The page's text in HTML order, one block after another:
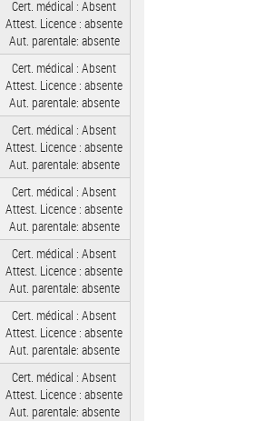
Cert. médical : Absent
Attest. Licence : absente
Aut. parentale: absente
Cert. médical : Absent
Attest. Licence : absente
Aut. parentale: absente
Cert. médical : Absent
Attest. Licence : absente
Aut. parentale: absente
Cert. médical : Absent
Attest. Licence : absente
Aut. parentale: absente
Cert. médical : Absent
Attest. Licence : absente
Aut. parentale: absente
Cert. médical : Absent
Attest. Licence : absente
Aut. parentale: absente
Cert. médical : Absent
Attest. Licence : absente
Aut. parentale: absente